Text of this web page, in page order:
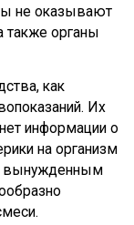
не оказывают
также органы
как
Их
информации о
на организм
вынужденным